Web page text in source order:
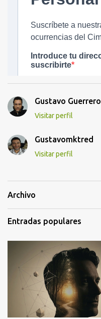
Gustavo Guerrero
Visitar perfil
Gustavomktred
Visitar perfil
Archivo
Entradas populares